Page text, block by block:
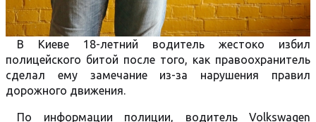
В Киеве 18-летний водитель жестоко избил
полицейского битой после того, как правоохранитель
сделал ему замечание из-за нарушения правил
дорожного движения.
По информации полиции, водитель Volkswagen